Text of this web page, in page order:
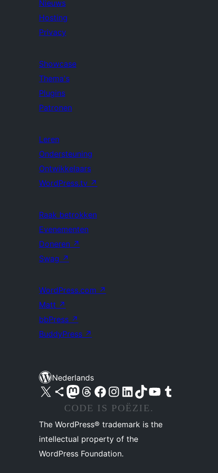
Nieuws
Hosting
Privacy
Showcase
Thema's
Plugins
Patronen
Leren
Ondersteuning
Ontwikkelaars
WordPress.tv ↗
Raak betrokken
Evenementen
Doneren ↗
Swag ↗
WordPress.com ↗
Matt ↗
bbPress ↗
BuddyPress ↗
Nederlands
Bezoek ons X (voorheen Twitter) account
Bezoek ons Bluesky account
Bezoek ons Mastodon account
Bezoek ons Threads account
Onze Facebook pagina bezoeken
Bezoek ons Instagram account
Bezoek ons LinkedIn account
Bezoek ons TikTok account
Bezoek ons YouTube kanaalBezoek ons Tumblr account
CODE IS POËZIE.
The WordPress® trademark is the
intellectual property of the
WordPress Foundation.